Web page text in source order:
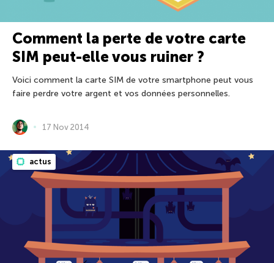
Comment la perte de votre carte
SIM peut-elle vous ruiner ?
Voici comment la carte SIM de votre smartphone peut vous
faire perdre votre argent et vos données personnelles.
17 Nov 2014
actus